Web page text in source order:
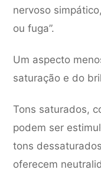
nervoso
ou fuga”.
Um aspecto
saturação e do
Tons saturados,
podem ser
tons
oferecem